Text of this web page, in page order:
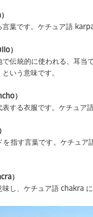
葉です。ケチュア語
）
で伝統的に使われる、耳
いう意味です。
）
する衣服です。ケチュア
を指す言葉です。ケチュ
）
し、ケチュア語 chakra に